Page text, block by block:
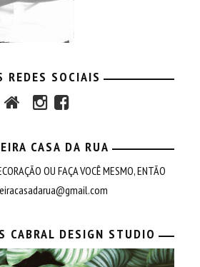
REDES SOCIAIS
CASA DA RUA
OU FAÇA VOCÊ MESMO, ENTÃO
CABRAL DESIGN STUDIO